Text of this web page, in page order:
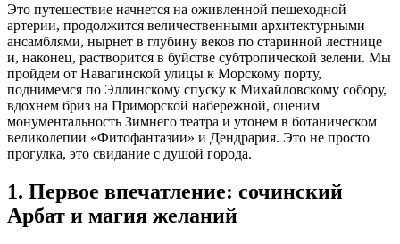
Это путешествие начнется на оживленной пешеходной
артерии, продолжится величественными архитектурными
ансамблями, нырнет в глубину веков по старинной лестнице
и, наконец, растворится в буйстве субтропической зелени. Мы
пройдем от Навагинской улицы к Морскому порту,
поднимемся по Эллинскому спуску к Михайловскому собору,
вдохнем бриз на Приморской набережной, оценим
монументальность Зимнего театра и утонем в ботаническом
великолепии «Фитофантазии» и Дендрария. Это не просто
прогулка, это свидание с душой города.
1. Первое впечатление: сочинский
Арбат и магия желаний